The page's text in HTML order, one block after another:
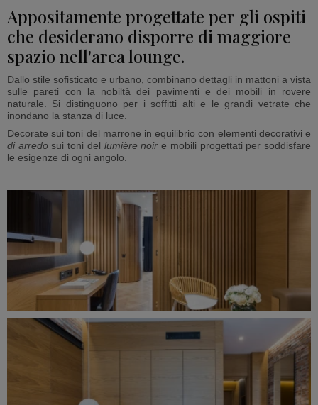
Appositamente progettate per gli ospiti
che desiderano disporre di maggiore
spazio nell'area lounge.
Dallo stile sofisticato e urbano, combinano dettagli in mattoni a vista
sulle pareti con la nobiltà dei pavimenti e dei mobili in rovere
naturale. Si distinguono per i soffitti alti e le grandi vetrate che
inondano la stanza di luce.
Decorate sui toni del marrone in equilibrio con elementi decorativi e
di arredosui toni del lumière noire mobili progettati per soddisfare
le esigenze di ogni angolo.